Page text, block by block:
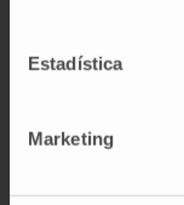
Estadística
Marketing